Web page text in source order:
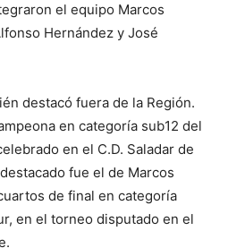
el equipo Marcos
Hernández y José
destacó fuera de la Región.
en categoría sub12 del
en el C.D. Saladar de
fue el de Marcos
de final en categoría
en el torneo disputado en el